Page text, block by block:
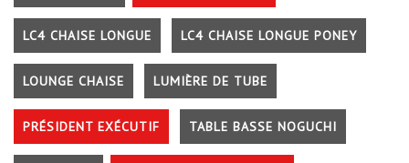
LC4 CHAISE LONGUE LC4 CHAISE LONGUE PONEY
LOUNGE CHAISE LUMIÈRE DE TUBE
PRÉSIDENT EXÉCUTIF TABLE BASSE NOGUCHI